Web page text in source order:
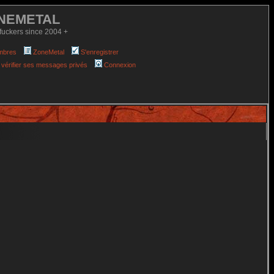
since 2004 +
ZoneMetal
S'enregistrer
ses messages privés Connexion